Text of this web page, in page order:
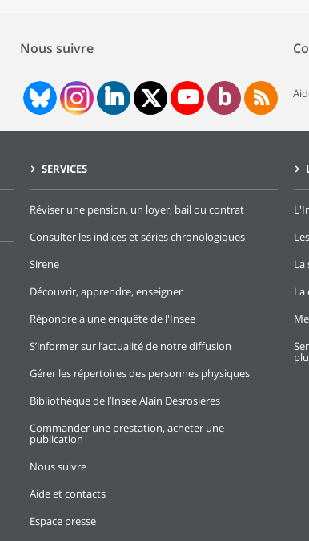
Nous suivre
SERVICES
Réviser une pension, un loyer, bail ou contrat
Consulter les indices et séries chronologiques
Sirene
Découvrir, apprendre, enseigner
Répondre à une enquête de l'Insee
S’informer sur l’actualité de notre diffusion
Gérer les répertoires des personnes physiques
Bibliothèque de l’Insee Alain Desrosières
Commander une prestation, acheter une
publication
Nous suivre
Aide et contacts
Espace presse
La